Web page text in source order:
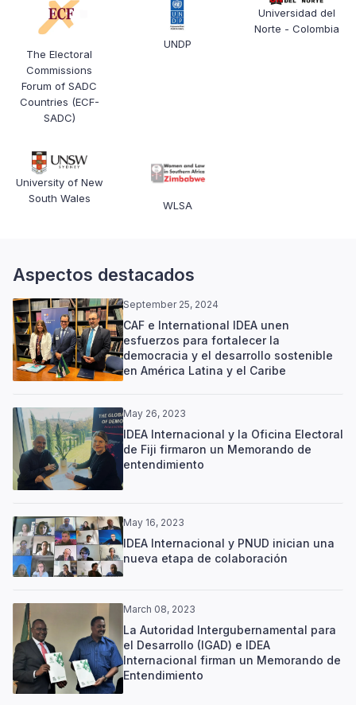
The Electoral
Commissions
Forum of SADC
Countries (ECF-
SADC)
UNDP
Universidad del
Norte - Colombia
University of New
South Wales
WLSA
Aspectos destacados
September 25, 2024
CAF e International IDEA unen
esfuerzos para fortalecer la
democracia y el desarrollo sostenible
en América Latina y el Caribe
May 26, 2023
IDEA Internacional y la Oficina Electoral
de Fiji firmaron un Memorando de
entendimiento
May 16, 2023
IDEA Internacional y PNUD inician una
nueva etapa de colaboración
March 08, 2023
La Autoridad Intergubernamental para
el Desarrollo (IGAD) e IDEA
Internacional firman un Memorando de
Entendimiento